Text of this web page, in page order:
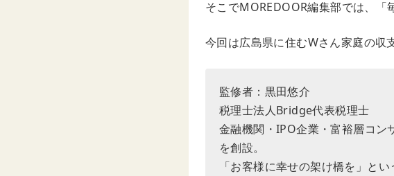
そこでMOREDOOR編集部では、「
今回は広島県に住むWさん家庭の収
監修者：黒田悠介
税理士法人Bridge代表税理士
金融機関・IPO企業・富裕層コ
を創設。
「お客様に幸せの架け橋を」と